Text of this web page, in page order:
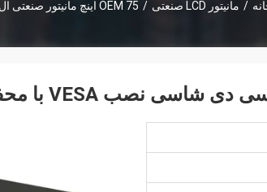
/ مانیتور LCD صنعتی / OEM 75 اینچ مانیتور صنعتی ال سی دی شاسی نصب VESA با محفظه فولادی